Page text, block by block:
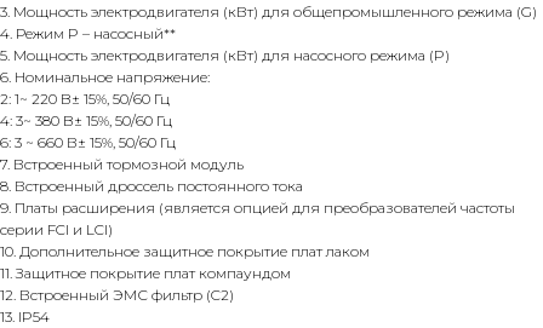
3. Мощность электродвигателя (кВт) для общепромышленного режима (G)
4. Режим P – насосный**
5. Мощность электродвигателя (кВт) для насосного режима (P)
6. Номинальное напряжение:
2: 1~ 220 B± 15%, 50/60 Гц
4: 3~ 380 B± 15%, 50/60 Гц
6: 3 ~ 660 В± 15%, 50/60 Гц
7. Встроенный тормозной модуль
8. Встроенный дроссель постоянного тока
9. Платы расширения (является опцией для преобразователей частоты
серии FCI и LCI)
10. Дополнительное защитное покрытие плат лаком
11. Защитное покрытие плат компаундом
12. Встроенный ЭМС фильтр (C2)
13. IP54